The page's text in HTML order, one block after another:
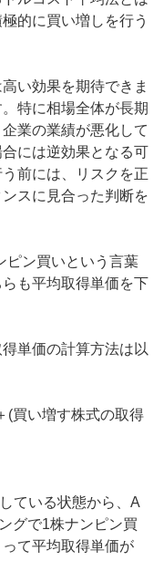
的に買い増しを行う
い効果を期待できま
特に相場全体が長期
業の業績が悪化して
には逆効果となる可
前には、リスクを正
スに見合った判断を
ピン買いという言葉
も平均取得単価を下
単価の計算方法は以
(買い増す株式の取得
ている状態から、A
グで1株ナンピン買
て平均取得単価が